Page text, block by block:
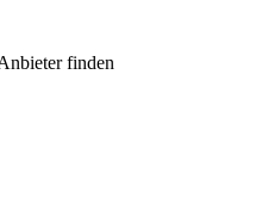
finden